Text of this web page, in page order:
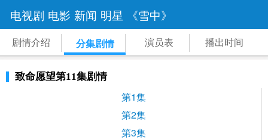
电视剧 电影 新闻 明星 《雪中》
剧情介绍 分集剧情 演员表 播出时间
致命愿望第11集剧情
第1集
第2集
第3集